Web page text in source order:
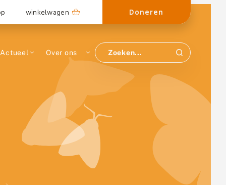
winkelwagen Doneren
Actueel Over ons